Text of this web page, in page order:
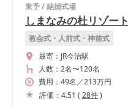
東予/結婚式場
しまなみの杜リゾート
教会式・人前式・神前式
最寄： JR今治駅
人数： 2名〜120名
費用： 49名 ／213万円
評価： 4.51 ( 28件)